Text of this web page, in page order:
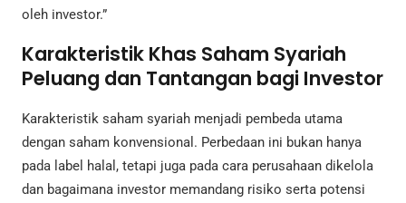
oleh investor.”
Karakteristik Khas Saham Syariah
Peluang dan Tantangan bagi Investor
Karakteristik saham syariah menjadi pembeda utama
dengan saham konvensional. Perbedaan ini bukan hanya
pada label halal, tetapi juga pada cara perusahaan dikelola
dan bagaimana investor memandang risiko serta potensi